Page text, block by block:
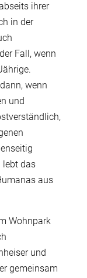
ihrer
in der
Fall, wenn
wenn
und
lebt das
aus
Wohnpark
und
gemeinsam